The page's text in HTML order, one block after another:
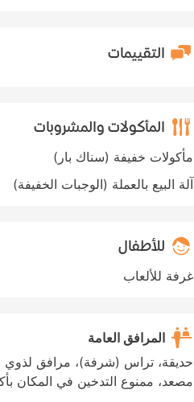
التقييمات
المأكولات والمشروبات
مأكولات خفيفة (سناك بار)
آلة البيع بالعملة (الوجبات الخفيفة)
للأطفال
غرفة للألعاب
المرافق العامة
حديقة، تراس (شرفة)، مرافق لذوي
مصعد، ممنوع التدخين في المكان